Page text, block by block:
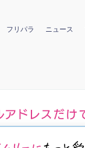
フリパラ ニュース